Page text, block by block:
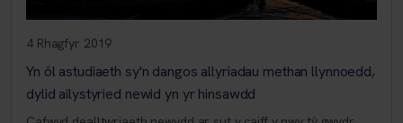
4 Rhagfyr 2019
Yn ôl astudiaeth sy'n dangos allyriadau methan llynnoedd,
dylid ailystyried newid yn yr hinsawdd